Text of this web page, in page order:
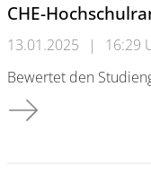
CHE-
13.01.2025 |
16:29
Bewertet den
CHE-Hochschulranking